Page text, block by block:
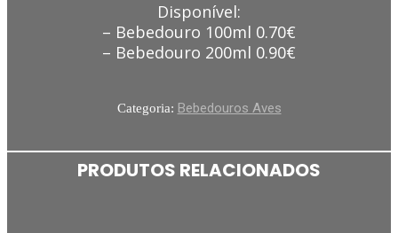
Disponível:
– Bebedouro 100ml 0.70€
– Bebedouro 200ml 0.90€
Categoria: Bebedouros Aves
PRODUTOS RELACIONADOS